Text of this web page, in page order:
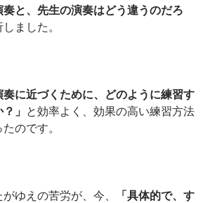
奏と、先生の演奏はどう違うのだろ
ました。
奏に近づくために、どのように練習す
」 と効率よく、効果の高い練習方法
のです。
ゆえの苦労が、今、
「具体的で、す